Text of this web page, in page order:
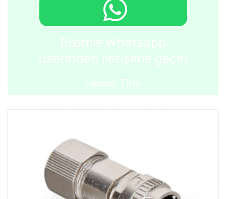
Bizimle Whatsapp
üzerinden iletişime geçin
Hemen Tıkla